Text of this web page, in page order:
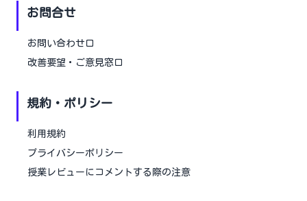
お問合せ
お問い合わせ口
改善要望・ご意見窓口
規約・ポリシー
利用規約
プライバシーポリシー
授業レビューにコメントする際の注意